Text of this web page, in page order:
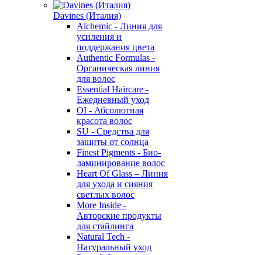
Davines (Италия)
Alchemic - Линия для
усиления и
поддержания цвета
Authentic Formulas -
Органическая линия
для волос
Essential Haircare -
Eжедневный уход
OI - Абсолютная
красота волос
SU - Средства для
защиты от солнца
Finest Pigments - Био-
ламинирование волос
Heart Of Glass – Линия
для ухода и сияния
светлых волос
More Inside -
Авторские продукты
для стайлинга
Natural Tech -
Натуральный уход